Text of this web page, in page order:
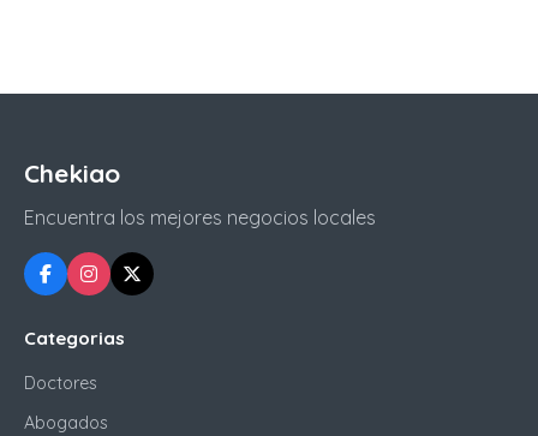
Chekiao
Encuentra los mejores negocios locales
Categorias
Doctores
Abogados